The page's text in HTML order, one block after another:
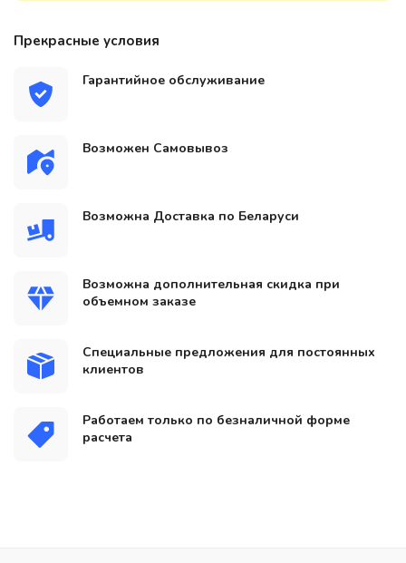
Прекрасные условия
Гарантийное обслуживание
Возможен Самовывоз
Возможна Доставка по Беларуси
Возможна дополнительная скидка при
объемном заказе
Специальные предложения для постоянных
клиентов
Работаем только по безналичной форме
расчета